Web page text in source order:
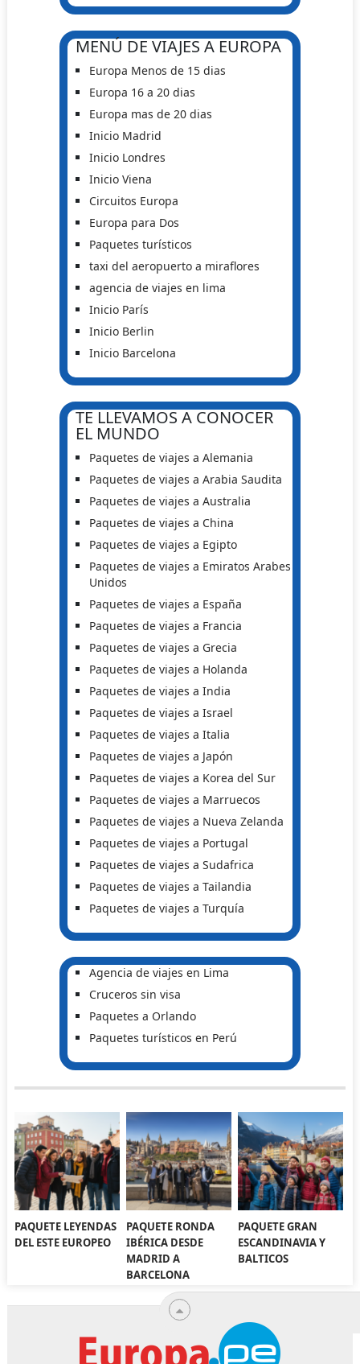
MENÚ DE VIAJES A EUROPA
Europa Menos de 15 dias
Europa 16 a 20 dias
Europa mas de 20 dias
Inicio Madrid
Inicio Londres
Inicio Viena
Circuitos Europa
Europa para Dos
Paquetes turísticos
taxi del aeropuerto a miraflores
agencia de viajes en lima
Inicio París
Inicio Berlin
Inicio Barcelona
TE LLEVAMOS A CONOCER
EL MUNDO
Paquetes de viajes a Alemania
Paquetes de viajes a Arabia Saudita
Paquetes de viajes a Australia
Paquetes de viajes a China
Paquetes de viajes a Egipto
Paquetes de viajes a Emiratos Arabes
Unidos
Paquetes de viajes a España
Paquetes de viajes a Francia
Paquetes de viajes a Grecia
Paquetes de viajes a Holanda
Paquetes de viajes a India
Paquetes de viajes a Israel
Paquetes de viajes a Italia
Paquetes de viajes a Japón
Paquetes de viajes a Korea del Sur
Paquetes de viajes a Marruecos
Paquetes de viajes a Nueva Zelanda
Paquetes de viajes a Portugal
Paquetes de viajes a Sudafrica
Paquetes de viajes a Tailandia
Paquetes de viajes a Turquía
Agencia de viajes en Lima
Cruceros sin visa
Paquetes a Orlando
Paquetes turísticos en Perú
PAQUETE LEYENDAS
DEL ESTE EUROPEO
PAQUETE RONDA
IBÉRICA DESDE
MADRID A
BARCELONA
PAQUETE GRAN
ESCANDINAVIA Y
BALTICOS